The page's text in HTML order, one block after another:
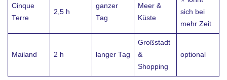
Cinque
Terre
2,5 h
ganzer
Tag
Meer &
Küste
sich bei
mehr Zeit
Mailand 2 h langer Tag
Großstadt
&
Shopping
optional